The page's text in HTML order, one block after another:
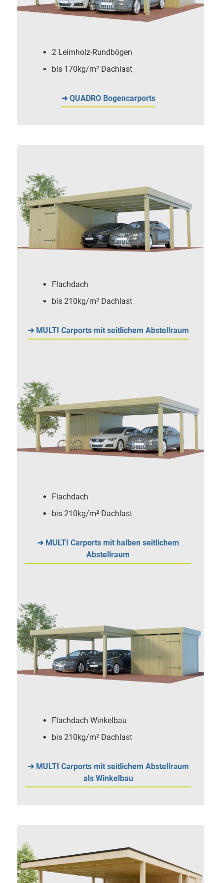
2 Leimholz-Rundbögen
bis 170kg/m² Dachlast
➜ QUADRO Bogencarports
Flachdach
bis 210kg/m² Dachlast
➜ MULTI Carports mit seitlichem Abstellraum
Flachdach
bis 210kg/m² Dachlast
➜ MULTI Carports mit halben seitlichem
Abstellraum
Flachdach Winkelbau
bis 210kg/m² Dachlast
➜ MULTI Carports mit seitlichem Abstellraum
als Winkelbau